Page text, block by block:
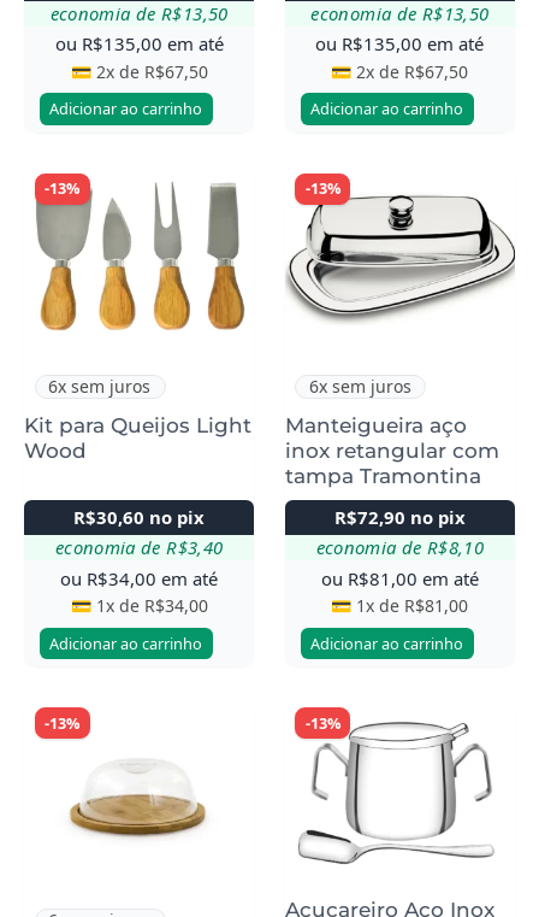
economia deR$13,50
ou R$135,00 em até
💳 2x de R$67,50
Adicionar ao carrinho
economia de R$13,50
ou R$135,00 em até
💳 2x de R$67,50
Adicionar ao carrinho
-13%
6x sem juros
Kit para Queijos Light
Wood
R$30,60 no pix
economia deR$3,40
ou R$34,00 em até
💳 1x de R$34,00
Adicionar ao carrinho
-13%
6x sem juros
Manteigueira aço
inox retangular com
tampa Tramontina
R$72,90 no pix
economia de R$8,10
ou R$81,00 em até
💳 1x de R$81,00
Adicionar ao carrinho
-13% -13%
Açucareiro Aço Inox